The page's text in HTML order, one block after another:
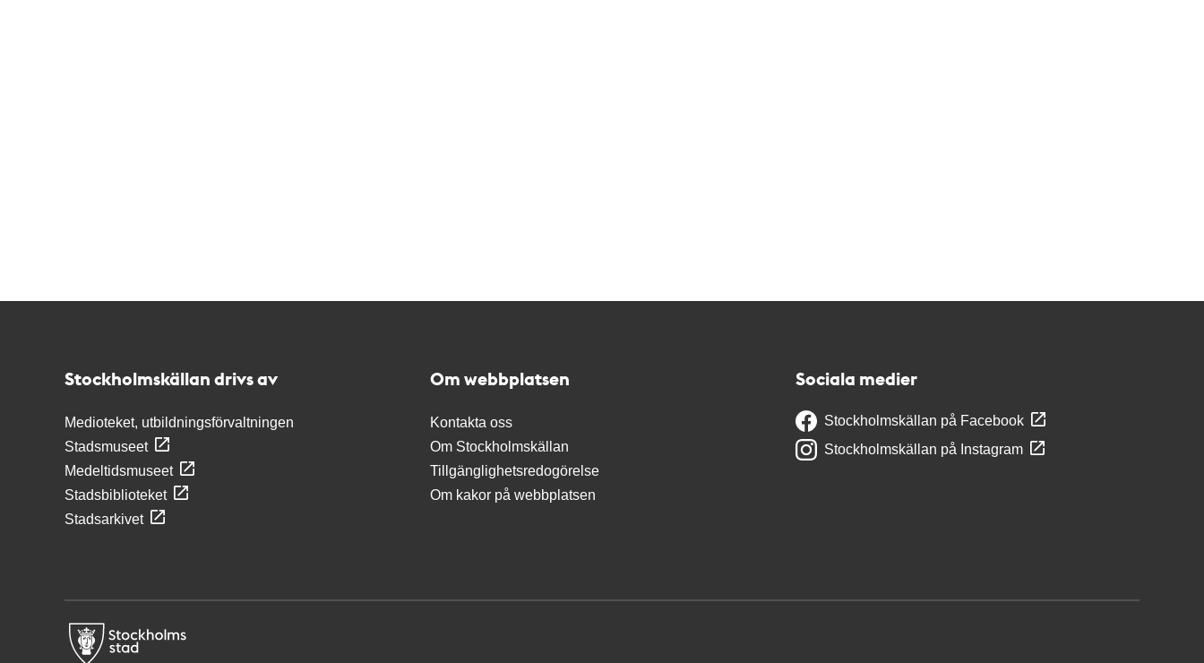
Stockholmskällan drivs av
Medioteket, utbildningsförvaltningen
Stadsmuseet
Medeltidsmuseet
Stadsbiblioteket
Stadsarkivet
Om webbplatsen
Kontakta oss
Om Stockholmskällan
Tillgänglighetsredogörelse
Om kakor på webbplatsen
Sociala medier
Stockholmskällan på Facebook
Stockholmskällan på Instagram